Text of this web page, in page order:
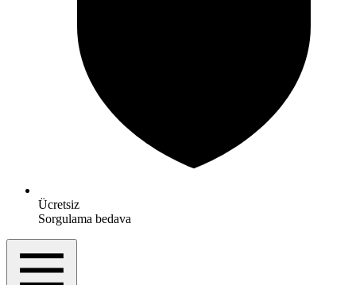
Ücretsiz
Sorgulama bedava